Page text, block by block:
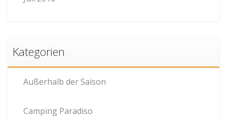
Kategorien
Außerhalb der Saison
Camping Paradiso